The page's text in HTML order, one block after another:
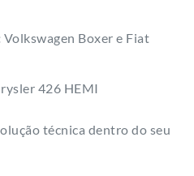
Volkswagen Boxer e Fiat
426 HEMI
técnica dentro do seu